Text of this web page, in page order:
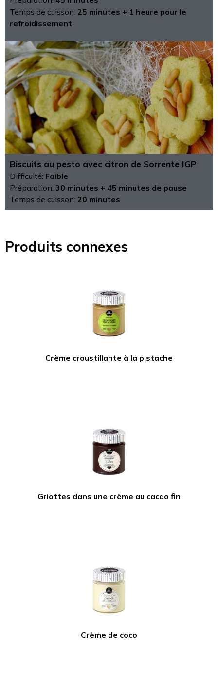
Temps de cuisson: 25 minutes + 1 heure pour le
refroidissement
Biscuits au pesto avec citron de Sorrente IGP
Difficulté: Faible
Préparation: 30 minutes + 45 minutes de pause
Temps de cuisson: 20 minutes
Produits connexes
Crème croustillante à la pistache
Griottes dans une crème au cacao fin
Crème de coco